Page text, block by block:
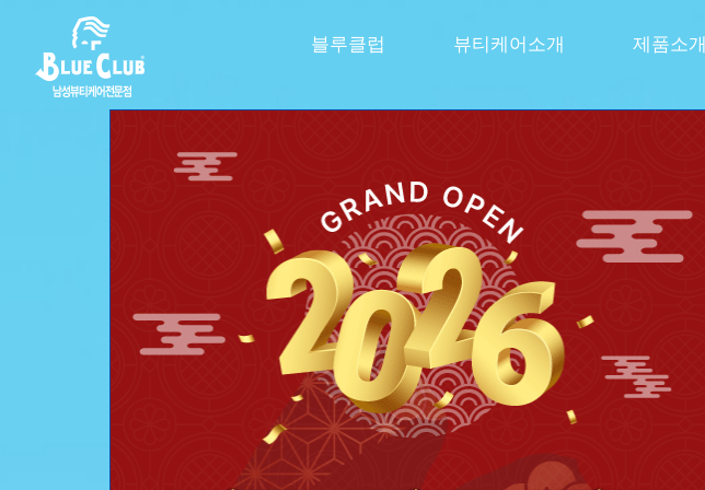
블루클럽 뷰티케어소개 제품소개
신제품 스파클링 라인 출신
극강의 시원함을 선사하다
두피 속까지 톡! 쏘는